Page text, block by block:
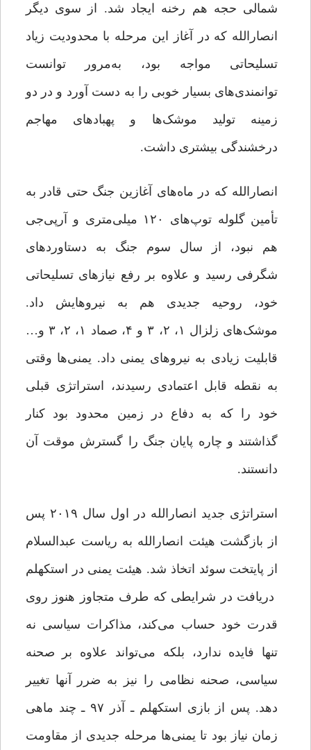
شمالی حجه هم رخنه ایجاد شد. از سوی دیگر
انصارالله که در آغاز این مرحله با محدودیت زیاد
تسلیحاتی مواجه بود، به‌مرور توانست
توانمندی‌های بسیار خوبی را به دست آورد و در دو
زمینه تولید موشک‌ها و پهبادهای مهاجم
درخشندگی بیشتری داشت.
انصارالله که در ماه‌های آغازین جنگ حتی قادر به
تأمین گلوله توپ‌های ۱۲۰ میلی‌متری و آر‌پی‌جی
هم نبود، از سال سوم جنگ به دستاوردهای
شگرفی رسید و علاوه بر رفع نیازهای تسلیحاتی
خود، روحیه جدیدی هم به نیروهایش داد.
موشک‌های زلزال ۱، ۲، ۳ و ۴، صماد ۱، ۲، ۳ و…
قابلیت زیادی به نیروهای یمنی داد. یمنی‌ها وقتی
به نقطه قابل اعتمادی رسیدند، استراتژی قبلی
خود را که به دفاع در زمین محدود بود کنار
گذاشتند و چاره پایان جنگ را گسترش موقت آن
دانستند.
استراتژی جدید انصارالله در اول سال ۲۰۱۹ پس
از بازگشت هیئت انصارالله به ریاست عبدالسلام
از پایتخت سوئد اتخاذ شد. هیئت یمنی در استکهلم
دریافت در شرایطی که طرف متجاوز هنوز روی
قدرت خود حساب می‌کند، مذاکرات سیاسی نه
تنها فایده ندارد، بلکه می‌تواند علاوه بر صحنه
سیاسی، صحنه نظامی را نیز به ضرر آنها تغییر
دهد. پس از بازی استکهلم ـ آذر ۹۷ ـ چند ماهی
زمان نیاز بود تا یمنی‌ها مرحله جدیدی از مقاومت